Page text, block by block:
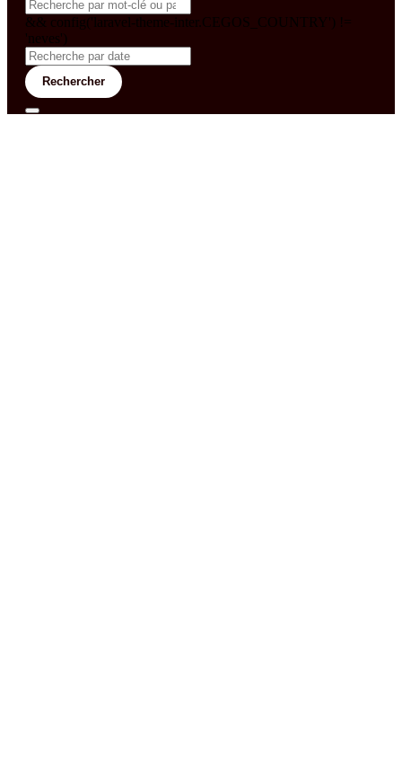
&& config('laravel-theme-inter.CEGOS_COUNTRY') !=
'neves')
Rechercher